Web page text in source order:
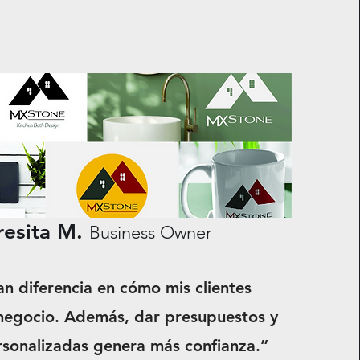
M. Business Owner
diferencia en cómo mis clientes
Además, dar presupuestos y
genera más confianza.”